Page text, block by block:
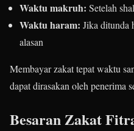
Waktu makruh: Setelah
Waktu haram: Jika ditunda
alasan
Membayar zakat tepat waktu
dapat dirasakan oleh penerima
Besaran Zakat